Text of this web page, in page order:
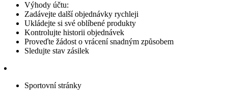
Výhody účtu:
Zadávejte další objednávky rychleji
Ukládejte si své oblíbené produkty
Kontrolujte historii objednávek
Proveďte žádost o vrácení snadným způsobem
Sledujte stav zásilek
Sportovní stránky